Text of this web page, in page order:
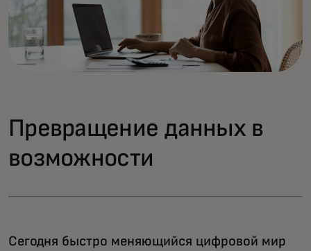
Превращение данных в
возможности
Сегодня быстро меняющийся цифровой мир